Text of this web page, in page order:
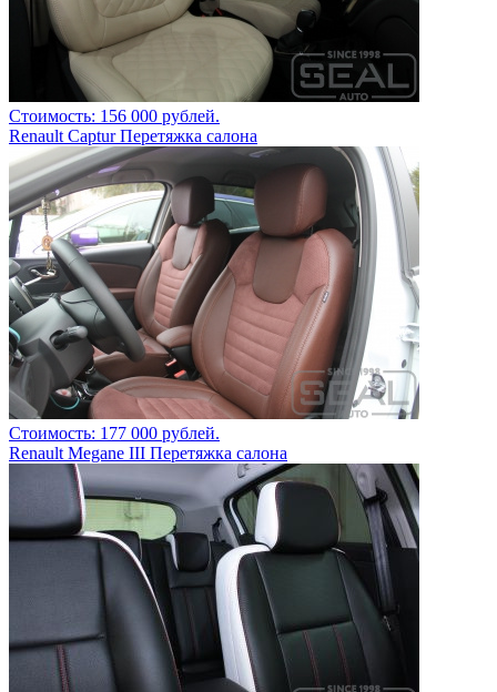
Стоимость: 156 000 рублей.
Renault Captur Перетяжка салона
Стоимость: 177 000 рублей.
Renault Megane III Перетяжка салона